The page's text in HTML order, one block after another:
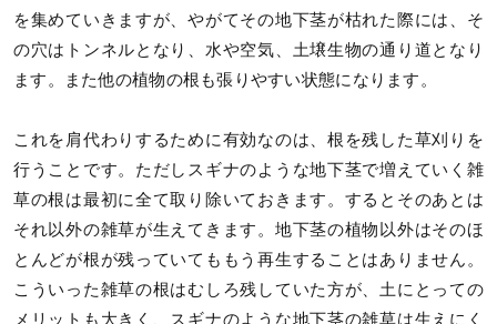
を集めていきますが、やがてその地下茎が枯れた際には、そ
の穴はトンネルとなり、水や空気、土壌生物の通り道となり
ます。また他の植物の根も張りやすい状態になります。
これを肩代わりするために有効なのは、根を残した草刈りを
行うことです。ただしスギナのような地下茎で増えていく雑
草の根は最初に全て取り除いておきます。するとそのあとは
それ以外の雑草が生えてきます。地下茎の植物以外はそのほ
とんどが根が残っていてももう再生することはありません。
こういった雑草の根はむしろ残していた方が、土にとっての
メリットも大きく、スギナのような地下茎の雑草は生えにく